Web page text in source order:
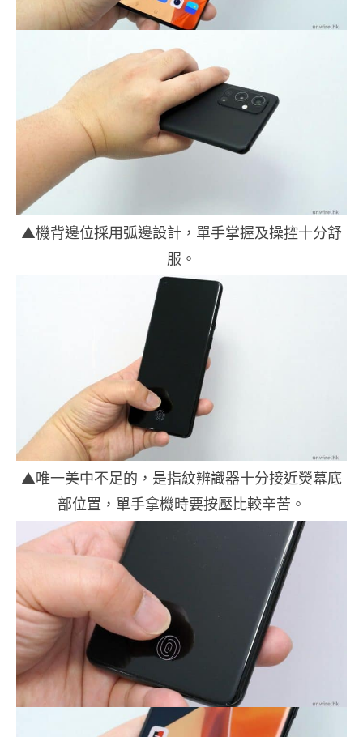
▲機背邊位採用弧邊設計，單手掌握及操控十分舒
服。
▲唯一美中不足的，是指紋辨識器十分接近熒幕底
部位置，單手拿機時要按壓比較辛苦。